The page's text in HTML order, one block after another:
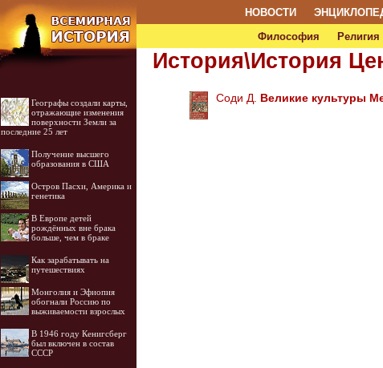
НОВОСТИ
Философия
Религия
Географы создали карты,
отражающие изменения
поверхности Земли за
последние 25 лет
Получение высшего
образования в США
Остров Пасхи, Америка и
генетика
В Европе детей
рождённых вне брака
больше, чем в браке
Как зарабатывать на
путешествиях
Монголия и Эфиопия
обогнали Россию по
выживаемости взрослых
В 1946 году Кенигсберг
был включен в состав
СССР
История\История
Соди Д. Великие культуры